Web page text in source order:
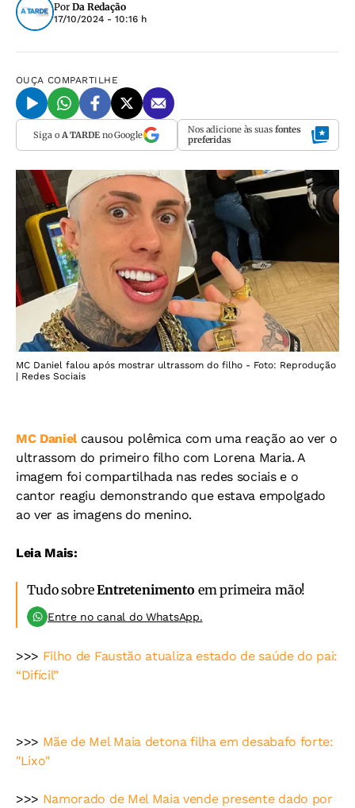
Por Da Redação
17/10/2024 - 10:16 h
OUÇA COMPARTILHE
Siga o A TARDEno Google Nos adicione às suas fontes
preferidas
MC Daniel falou após mostrar ultrassom do filho - Foto: Reprodução
| Redes Sociais
MC Danielcausou polêmica com uma reação ao ver o
ultrassom do primeiro filho com Lorena Maria. A
imagem foi compartilhada nas redes sociais e o
cantor reagiu demonstrando que estava empolgado
ao ver as imagens do menino.
Leia Mais:
Tudo sobreEntretenimento em primeira mão!
Entre no canal do WhatsApp.
>>> Filho de Faustão atualiza estado de saúde do pai:
“Difícil”
>>> Mãe de Mel Maia detona filha em desabafo forte:
"Lixo"
>>> Namorado de Mel Maia vende presente dado por